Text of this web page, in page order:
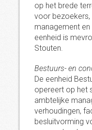
op het brede
voor bezoekers,
management
eenheid is
Stouten.
Bestuurs- en
De eenheid
opereert op het
ambtelijke
verhoudingen,
besluitvorming